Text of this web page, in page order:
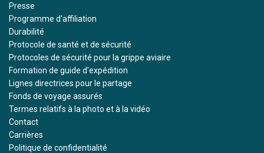
Presse
Programme d'affiliation
Durabilité
Protocole de santé et de sécurité
Protocoles de sécurité pour la grippe aviaire
Formation de guide d'expédition
Lignes directrices pour le partage
Fonds de voyage assurés
Termes relatifs à la photo et à la vidéo
Contact
Carrières
Politique de confidentialité